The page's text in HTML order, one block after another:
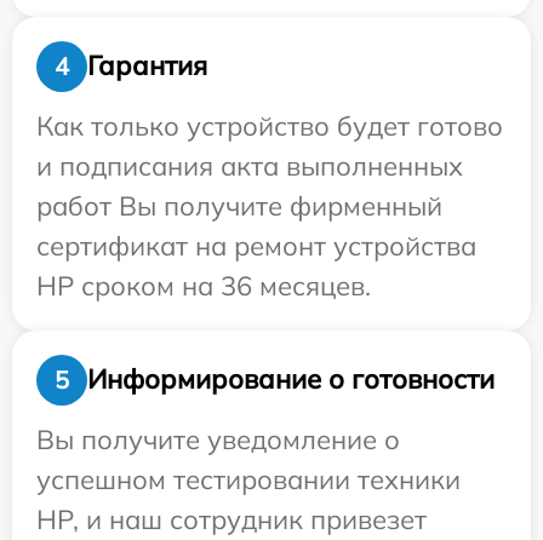
4
Гарантия
Как только устройство будет готово
и подписания акта выполненных
работ Вы получите фирменный
сертификат на ремонт устройства
HP сроком на 36 месяцев.
5
Информирование о готовности
Вы получите уведомление о
успешном тестировании техники
HP, и наш сотрудник привезет